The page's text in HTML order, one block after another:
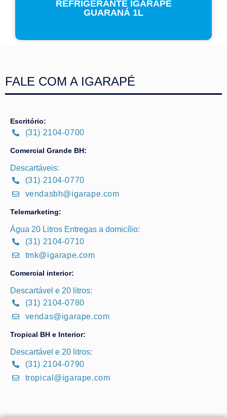
REFRIGERANTE IGARAPÉ
GUARANÁ 1L
FALE COM A IGARAPÉ
Escritório:
(31) 2104-0700
Comercial Grande BH:
Descartáveis:
(31) 2104-0770
vendasbh@igarape.com
Telemarketing:
Água 20 Litros Entregas a domicílio:
(31) 2104-0710
tmk@igarape.com
Comercial interior:
Descartável e 20 litros:
(31) 2104-0780
vendas@igarape.com
Tropical BH e Interior:
Descartável e 20 litros:
(31) 2104-0790
tropical@igarape.com